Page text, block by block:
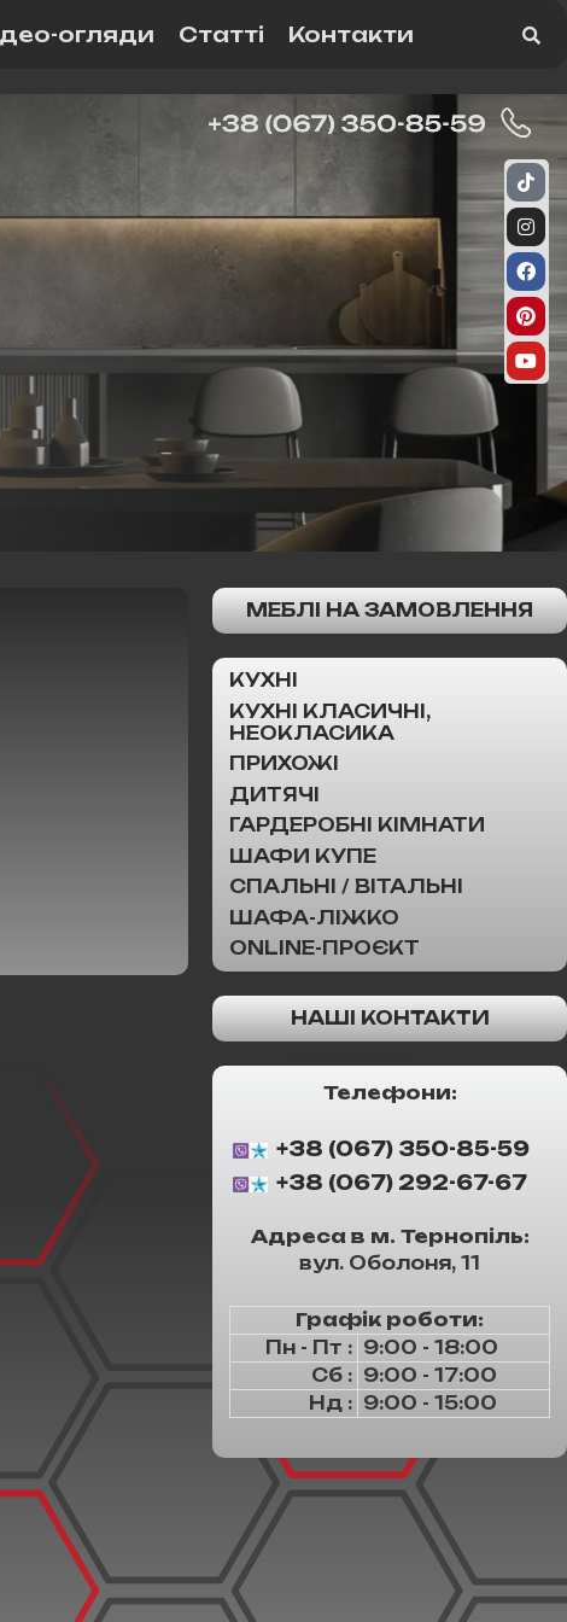
огляди Статті Контакти
МЕБЛІ НА ЗАМОВЛЕННЯ
КУХНІ
КУХНІ КЛАСИЧНІ,
НЕОКЛАСИКА
ПРИХОЖІ
ДИТЯЧІ
ГАРДЕРОБНІ КІМНАТИ
ШАФИ КУПЕ
СПАЛЬНІ / ВІТАЛЬНІ
ШАФА-ЛІЖКО
ONLINE-ПРОЄКТ
НАШІ КОНТАКТИ
Телефони:
+38 (067) 350-85-59
+38 (067) 292-67-67
Адреса в м. Тернопіль:
вул. Оболоня, 11
Графік роботи:
Пн - Пт : 9:00 - 18:00
Сб : 9:00 - 17:00
Нд : 9:00 - 15:00